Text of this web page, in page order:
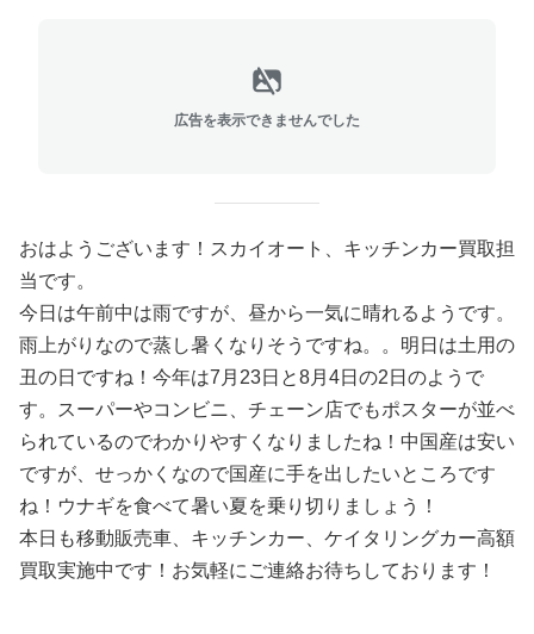
広告を表示できませんでした
おはようございます！スカイオート、キッチンカー買取担
当です。
今日は午前中は雨ですが、昼から一気に晴れるようです。
雨上がりなので蒸し暑くなりそうですね。。明日は土用の
丑の日ですね！今年は7月23日と8月4日の2日のようで
す。スーパーやコンビニ、チェーン店でもポスターが並べ
られているのでわかりやすくなりましたね！中国産は安い
ですが、せっかくなので国産に手を出したいところです
ね！ウナギを食べて暑い夏を乗り切りましょう！
本日も移動販売車、キッチンカー、ケイタリングカー高額
買取実施中です！お気軽にご連絡お待ちしております！